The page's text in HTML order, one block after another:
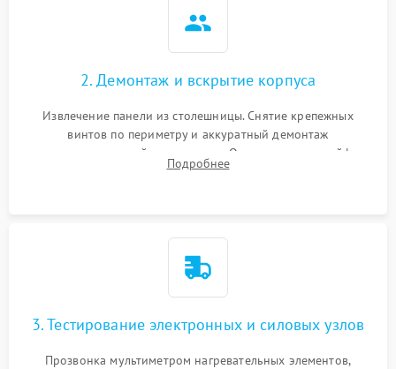
2. Демонтаж и вскрытие корпуса
Извлечение панели из столешницы. Снятие крепежных
винтов по периметру и аккуратный демонтаж
стеклокерамической поверхности. Отсоединение шлейфов
сенсорного блока для доступа к силовым платам, катушкам
Подробнее
3. Тестирование электронных и силовых узлов
Прозвонка мультиметром нагревательных элементов,